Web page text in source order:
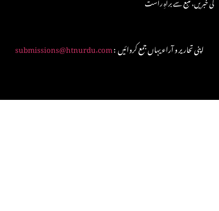
submissions@htnurdu.com : اپنی تحاریر و آراء یہاں جمع کروائیں